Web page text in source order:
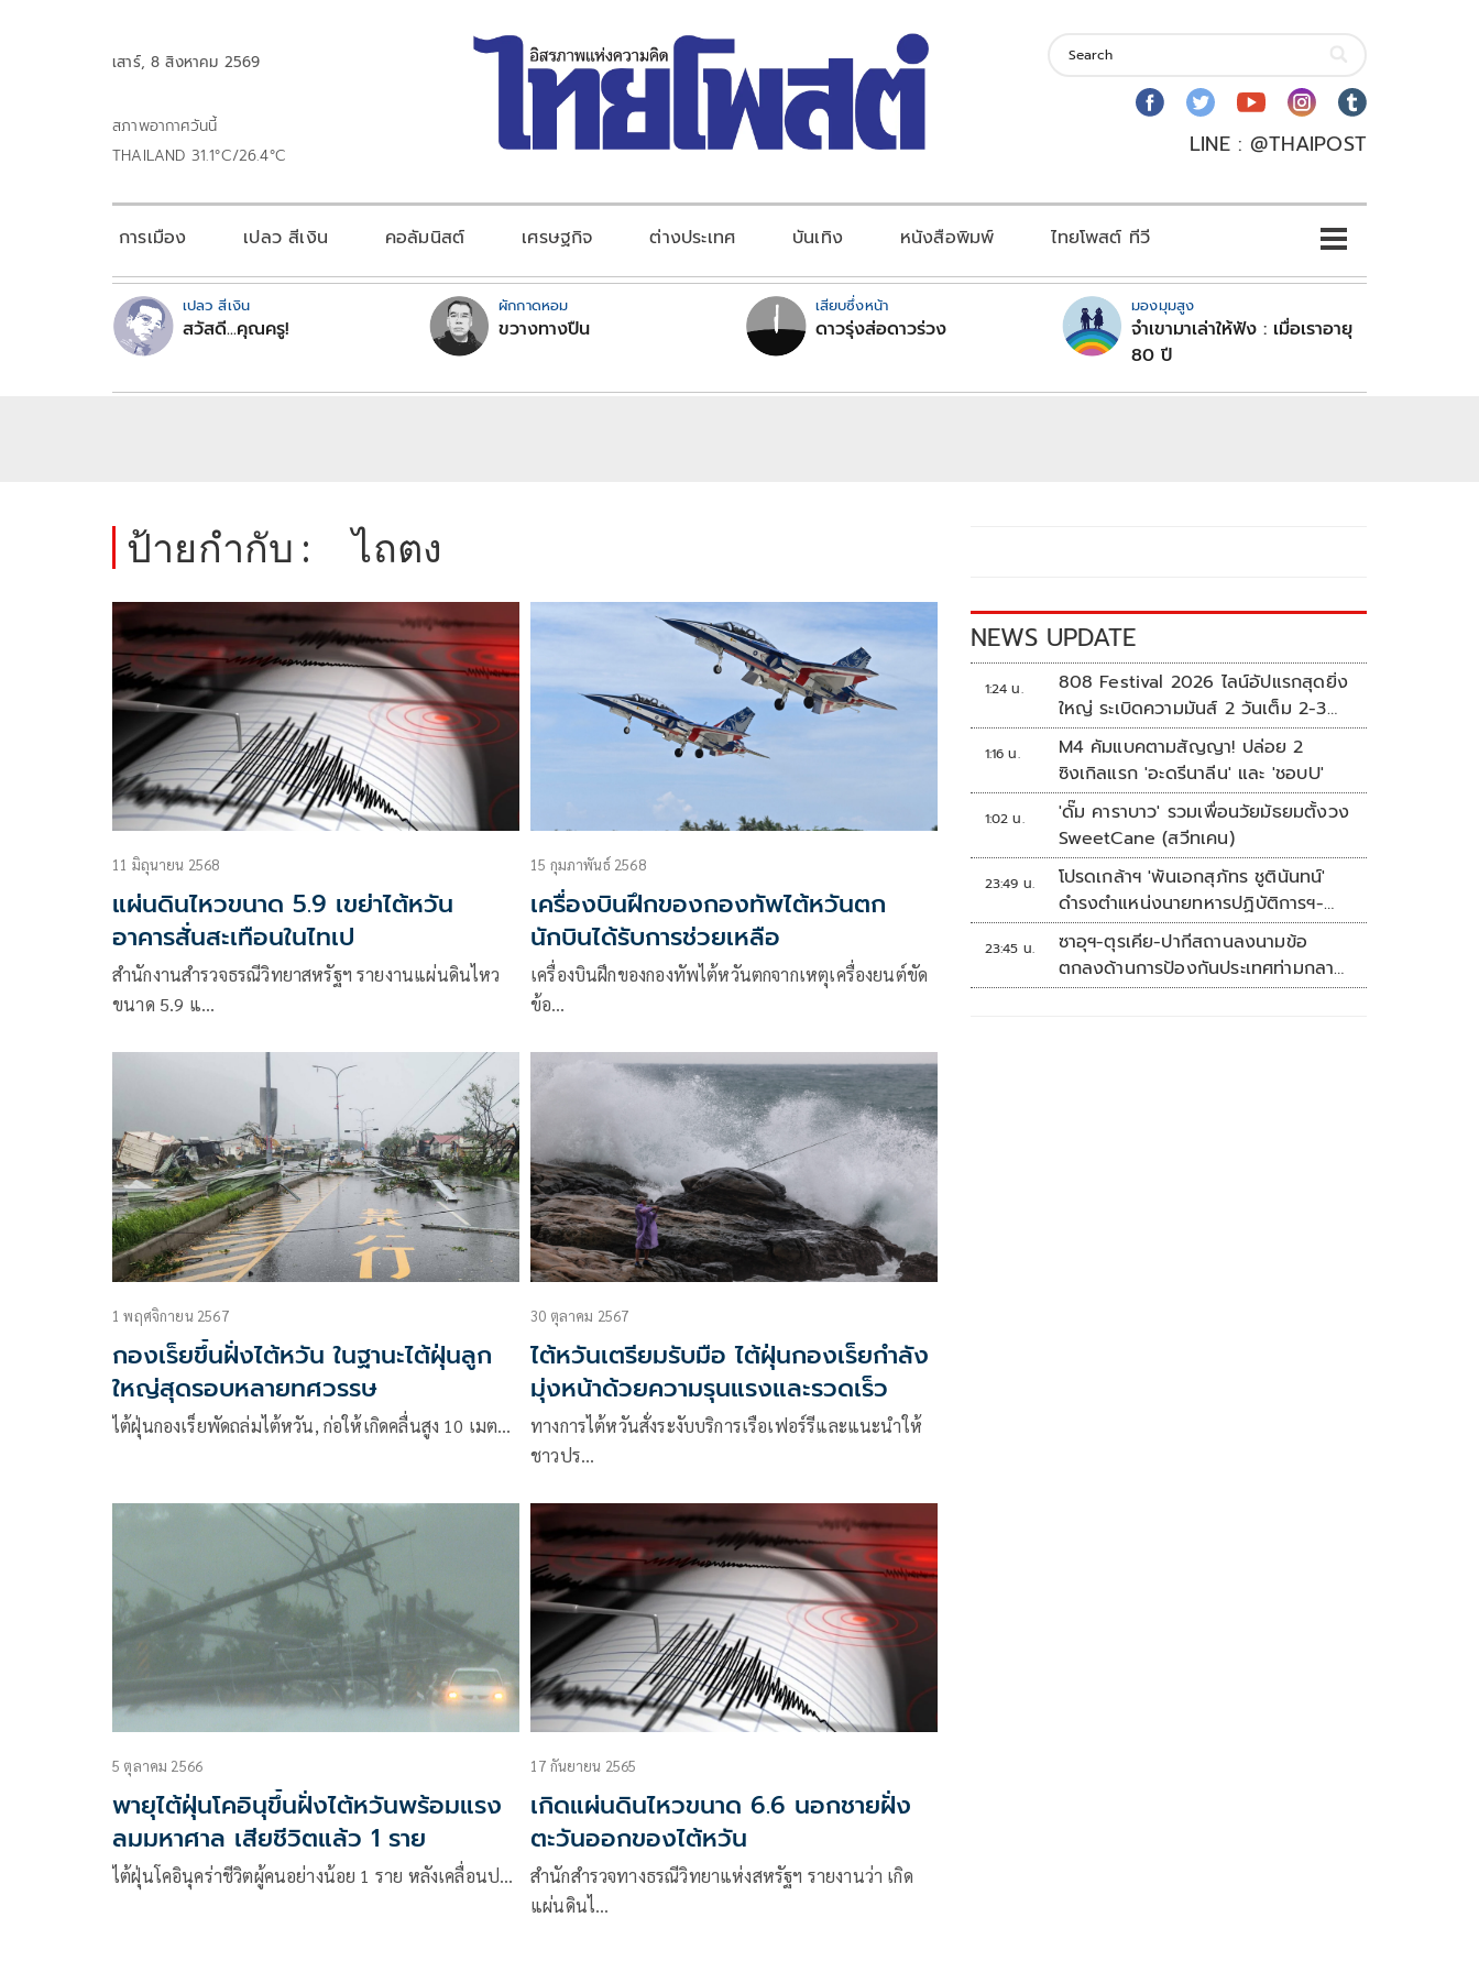
เสาร์, 8 สิงหาคม 2569
สภาพอากาศวันนี้
THAILAND 31.1°C/26.4°C
LINE : @THAIPOST
การเมือง เปลว สีเงิน คอลัมนิสต์ เศรษฐกิจ ต่างประเทศ บันเทิง หนังสือพิมพ์ ไทยโพสต์ ทีวี
เปลว สีเงิน
สวัสดี...คุณครู!
ผักกาดหอม
ขวางทางปืน
เสียบซึ่งหน้า
ดาวรุ่งส่อดาวร่วง
มองมุมสูง
จำเขามาเล่าให้ฟัง : เมื่อเราอายุ
80 ปี
ป้ายกำกับ : ไถตง
11 มิถุนายน 2568
แผ่นดินไหวขนาด 5.9 เขย่าไต้หวัน
อาคารสั่นสะเทือนในไทเป
สำนักงานสำรวจธรณีวิทยาสหรัฐฯ รายงานแผ่นดินไหว
ขนาด 5.9 แ…
15 กุมภาพันธ์ 2568
เครื่องบินฝึกของกองทัพไต้หวันตก
นักบินได้รับการช่วยเหลือ
เครื่องบินฝึกของกองทัพไต้หวันตกจากเหตุเครื่องยนต์ขัด
ข้อ…
1 พฤศจิกายน 2567
กองเร็ยขึ้นฝั่งไต้หวัน ในฐานะไต้ฝุ่นลูก
ใหญ่สุดรอบหลายทศวรรษ
ไต้ฝุ่นกองเร็ยพัดถล่มไต้หวัน, ก่อให้เกิดคลื่นสูง 10 เมต…
30 ตุลาคม 2567
ไต้หวันเตรียมรับมือ ไต้ฝุ่นกองเร็ยกำลัง
มุ่งหน้าด้วยความรุนแรงและรวดเร็ว
ทางการไต้หวันสั่งระงับบริการเรือเฟอร์รีและแนะนำให้
ชาวปร…
5 ตุลาคม 2566
พายุไต้ฝุ่นโคอินุขึ้นฝั่งไต้หวันพร้อมแรง
ลมมหาศาล เสียชีวิตแล้ว 1 ราย
ไต้ฝุ่นโคอินุคร่าชีวิตผู้คนอย่างน้อย 1 ราย หลังเคลื่อนป…
17 กันยายน 2565
เกิดแผ่นดินไหวขนาด 6.6 นอกชายฝั่ง
ตะวันออกของไต้หวัน
สำนักสำรวจทางธรณีวิทยาแห่งสหรัฐฯ รายงานว่า เกิด
แผ่นดินไ…
NEWS UPDATE
1:24 น.
808 Festival 2026 ไลน์อัปแรกสุดยิ่ง
ใหญ่ ระเบิดความมันส์ 2 วันเต็ม 2-3
ต.ค.นี้
1:16 น.
M4 คัมแบคตามสัญญา! ปล่อย 2
ซิงเกิลแรก 'อะดรีนาลีน' และ 'ชอบU'
1:02 น.
'ดั๊ม คาราบาว' รวมเพื่อนวัยมัธยมตั้งวง
SweetCane (สวีทเคน)
23:49 น.
โปรดเกล้าฯ 'พันเอกสุภัทร ชูตินันทน์'
ดำรงตำแหน่งนายทหารปฏิบัติการฯ-
พระราชทานยศ 'พลตรี'
23:45 น.
ซาอุฯ-ตุรเคีย-ปากีสถานลงนามข้อ
ตกลงด้านการป้องกันประเทศท่ามกลาง
สงครามในภูมิภาค